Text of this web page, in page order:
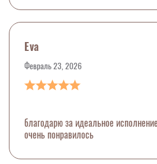
Eva
Февраль 23, 2026
благодарю за идеальное
очень понравилось